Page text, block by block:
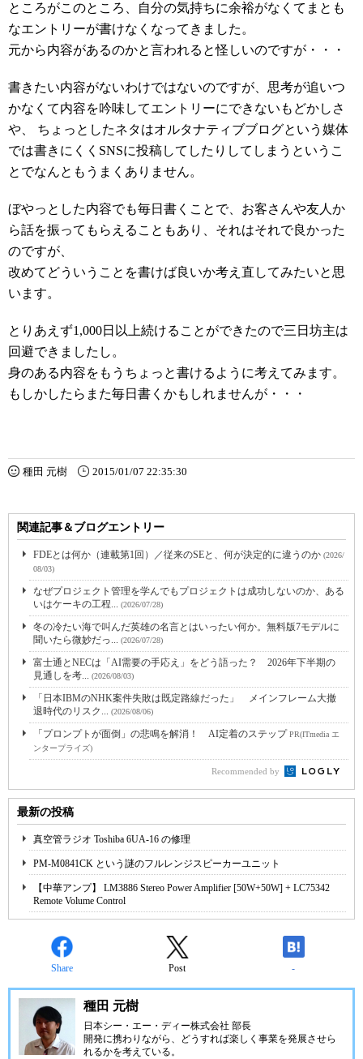
ところがこのところ、自分の気持ちに余裕がなくてまとも
なエントリーが書けなくなってきました。
元から内容があるのかと言われると怪しいのですが・・・
書きたい内容がないわけではないのですが、思考が追いつ
かなくて内容を吟味してエントリーにできないもどかしさ
や、 ちょっとしたネタはオルタナティブブログという媒体
では書きにくくSNSに投稿してしたりしてしまうというこ
とでなんともうまくありません。
ぼやっとした内容でも毎日書くことで、お客さんや友人か
ら話を振ってもらえることもあり、それはそれで良かった
のですが、
改めてどういうことを書けば良いか考え直してみたいと思
います。
とりあえず1,000日以上続けることができたので三日坊主は
回避できましたし。
身のある内容をもうちょっと書けるように考えてみます。
もしかしたらまた毎日書くかもしれませんが・・・
種田 元樹 2015/01/07 22:35:30
関連記事＆ブログエントリー
FDEとは何か（連載第1回）／従来のSEと、何が決定的に違うのか (2026/
08/03)
なぜプロジェクト管理を学んでもプロジェクトは成功しないのか、ある
いはケーキの工程... (2026/07/28)
冬の冷たい海で叫んだ英雄の名言とはいったい何か。無料版7モデルに
聞いたら微妙だっ... (2026/07/28)
富士通とNECは「AI需要の手応え」をどう語った？ 2026年下半期の
見通しを考... (2026/08/03)
「日本IBMのNHK案件失敗は既定路線だった」 メインフレーム大撤
退時代のリスク... (2026/08/06)
「プロンプトが面倒」の悲鳴を解消！ AI定着のステップPR(ITmedia エ
ンタープライズ)
Recommended by
最新の投稿
真空管ラジオ Toshiba 6UA-16 の修理
PM-M0841CK という謎のフルレンジスピーカーユニット
【中華アンプ】 LM3886 Stereo Power Amplifier [50W+50W] + LC75342
Remote Volume Control
Share Post -
種田 元樹
日本シー・エー・ディー株式会社 部長
開発に携わりながら、どうすれば楽しく事業を発展させら
れるかを考えている。